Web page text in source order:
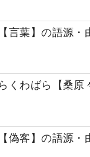
言葉】の語源・
くわばら【桑原
偽客】の語源・